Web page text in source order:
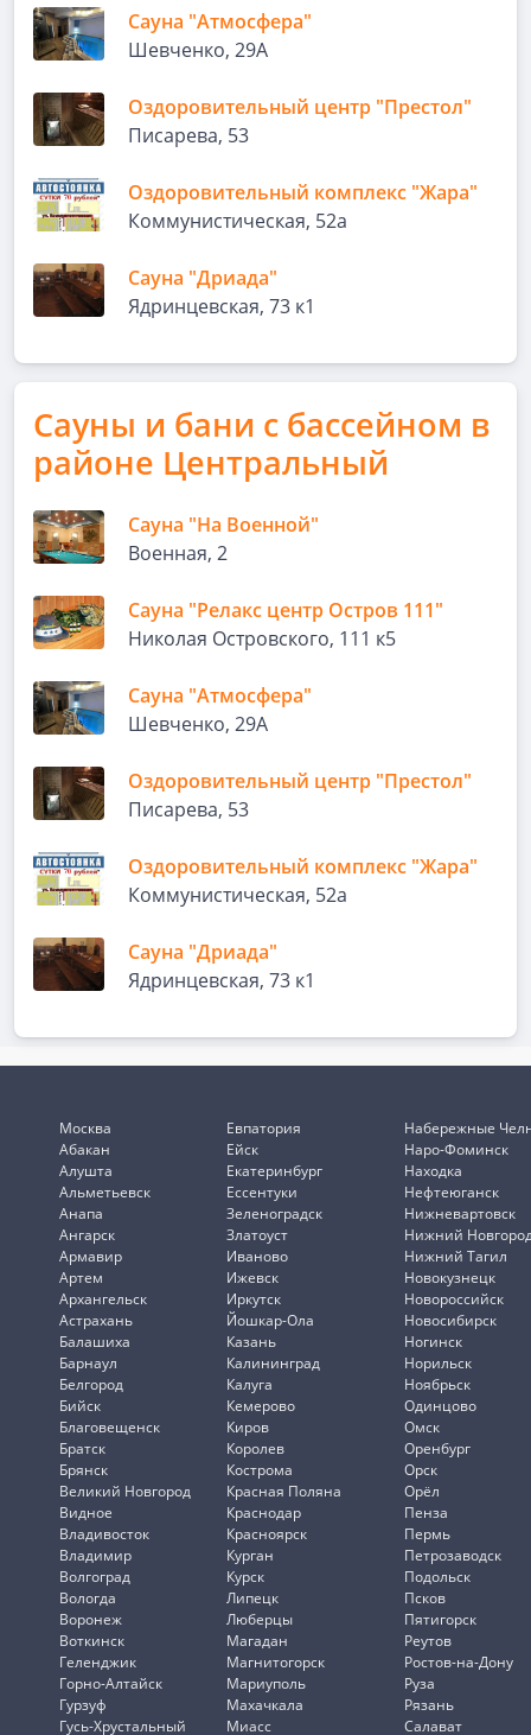
Сауна "Атмосфера"
Шевченко, 29А
Оздоровительный центр "Престол"
Писарева, 53
Оздоровительный комплекс "Жара"
Коммунистическая, 52а
Сауна "Дриада"
Ядринцевская, 73 к1
Сауны и бани с бассейном в
районе Центральный
Сауна "На Военной"
Военная, 2
Сауна "Релакс центр Остров 111"
Николая Островского, 111 к5
Сауна "Атмосфера"
Шевченко, 29А
Оздоровительный центр "Престол"
Писарева, 53
Оздоровительный комплекс "Жара"
Коммунистическая, 52а
Сауна "Дриада"
Ядринцевская, 73 к1
Москва
Абакан
Алушта
Альметьевск
Анапа
Ангарск
Армавир
Артем
Архангельск
Астрахань
Балашиха
Барнаул
Белгород
Бийск
Благовещенск
Братск
Брянск
Великий Новгород
Видное
Владивосток
Владимир
Волгоград
Вологда
Воронеж
Воткинск
Геленджик
Горно-Алтайск
Гурзуф
Гусь-Хрустальный
Евпатория
Ейск
Екатеринбург
Ессентуки
Зеленоградск
Златоуст
Иваново
Ижевск
Иркутск
Йошкар-Ола
Казань
Калининград
Калуга
Кемерово
Киров
Королев
Кострома
Красная Поляна
Краснодар
Красноярск
Курган
Курск
Липецк
Люберцы
Магадан
Магнитогорск
Мариуполь
Махачкала
Миасс
Набережные
Наро-Фоминск
Находка
Нефтеюганск
Нижневартовск
Нижний
Нижний Тагил
Новокузнецк
Новороссийск
Новосибирск
Ногинск
Норильск
Ноябрьск
Одинцово
Омск
Оренбург
Орск
Орёл
Пенза
Пермь
Петрозаводск
Подольск
Псков
Пятигорск
Реутов
Ростов-на-Дону
Руза
Рязань
Салават